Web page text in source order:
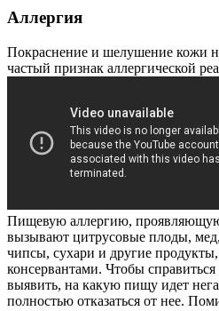
Аллергия
Покраснение и шелушение кожи
частый признак аллергической
Пищевую аллергию,
вызывают цитрусовые плоды,
чипсы, сухари и другие
консервантами. Чтобы
выявить, на какую пищу идет
полностью отказаться от нее.